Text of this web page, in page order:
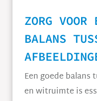
ZORG VOOR
BALANS
Een goede
en witruimte is